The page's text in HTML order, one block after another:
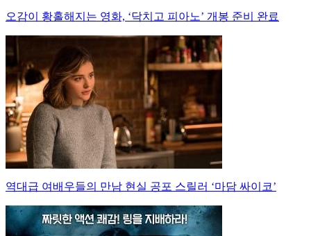
오감이 황홀해지는 영화, ‘닥치고 피아노’ 개봉 준비 완료
역대급 여배우들의 만남 현실 공포 스릴러 ‘마담 싸이코’